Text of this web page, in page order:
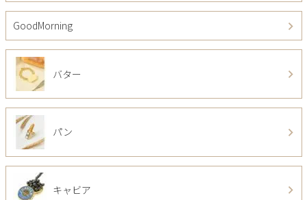
GoodMorning
バター
パン
キャビア